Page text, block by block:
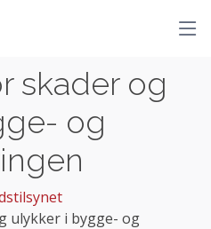
skader og
og
ulykker i bygge- og